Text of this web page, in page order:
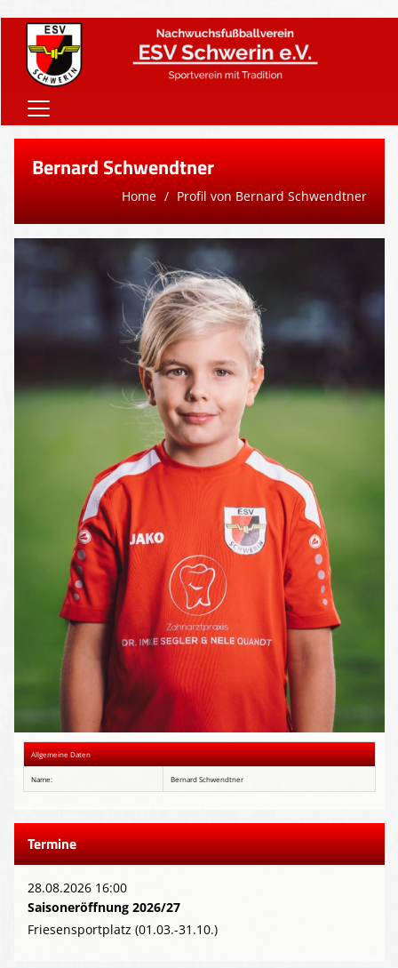
Home
Vereinsnews
Sponsoren
Presse-Archiv
Bernard Schwendtner
Home Profil von Bernard Schwendtner
Allgemeine Daten
Name: Bernard Schwendtner
Termine
28.08.2026 16:00
Saisoneröffnung 2026/27
Friesensportplatz (01.03.-31.10.)